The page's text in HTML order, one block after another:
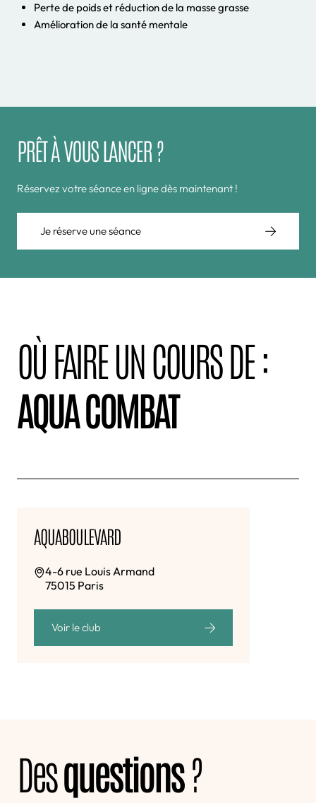
Perte de poids et réduction de la masse grasse
Amélioration de la santé mentale
PRÊT À VOUS LANCER ?
Réservez votre séance en ligne dès maintenant !
Je réserve une séance
OÙ FAIRE UN COURS DE :
AQUA COMBAT
AQUABOULEVARD
4-6 rue Louis Armand
75015 Paris
Voir le club
Desquestions?